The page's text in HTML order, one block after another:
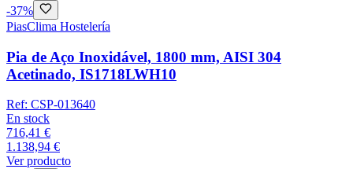
-37%
PiasClima Hostelería
Pia de Aço Inoxidável, 1800 mm, AISI 304
Acetinado, IS1718LWH10
Ref: CSP-013640
En stock
716,41 €
1.138,94 €
Ver producto